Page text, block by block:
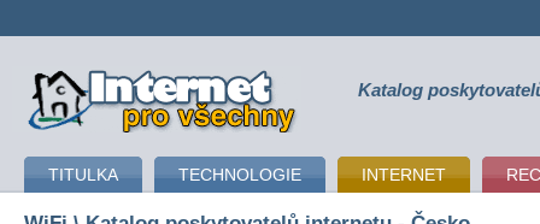
připojení k internetu Katalog
TITULKA TECHNOLOGIE INTERNET